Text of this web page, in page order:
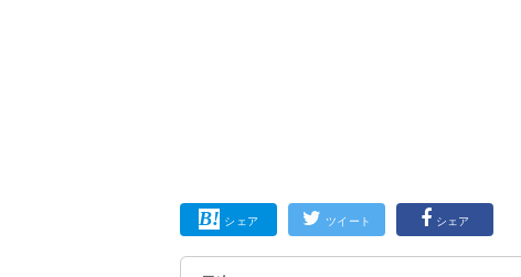
シェア ツイート シェア